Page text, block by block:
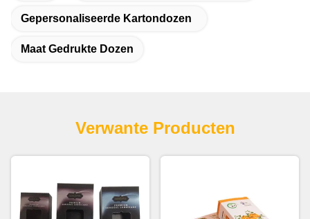
Gepersonaliseerde Kartondozen
Maat Gedrukte Dozen
Verwante Producten